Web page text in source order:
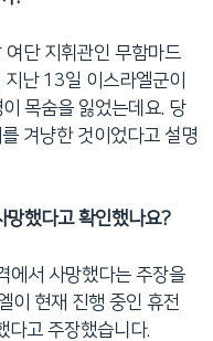
단 지휘관인 무함마드
난 13일 이스라엘군이
목숨을 잃었는데요. 당
겨냥한 것이었다고 설명
망했다고 확인했나요?
에서 사망했다는 주장을
이 현재 진행 중인 휴전
다고 주장했습니다.